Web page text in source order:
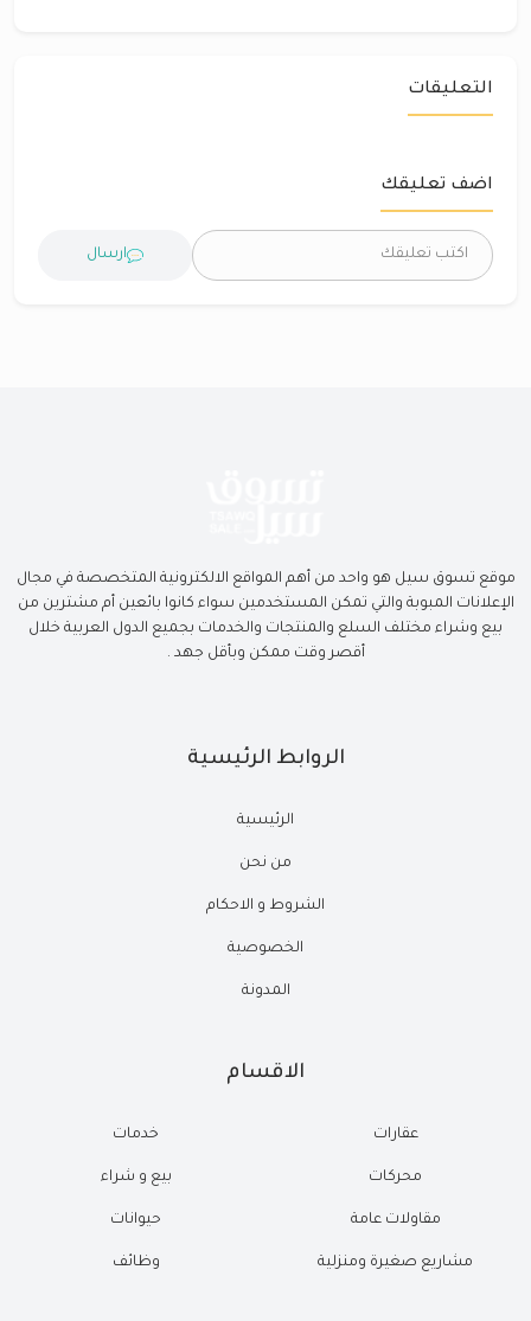
التعليقات
اضف تعليقك
ارسال
موقع تسوق سيل هو واحد من أهم المواقع الالكترونية المتخصصة في مجال
الإعلانات المبوبة والتي تمكن المستخدمين سواء كانوا بائعين أم مشترين من
بيع وشراء مختلف السلع والمنتجات والخدمات بجميع الدول العربية خلال
أقصر وقت ممكن وبأقل جهد .
الروابط الرئيسية
الرئيسية
من نحن
الشروط و الاحكام
الخصوصية
المدونة
الاقسام
عقارات
محركات
مقاولات عامة
مشاريع صغيرة ومنزلية
خدمات
بيع و شراء
حيوانات
وظائف